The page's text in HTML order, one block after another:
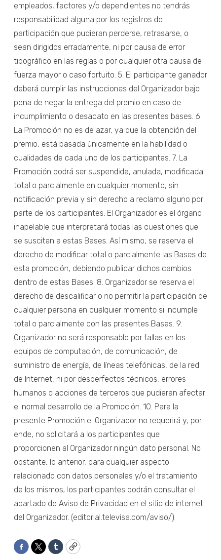
empleados, factores y/o dependientes no tendrás
responsabilidad alguna por los registros de
participación que pudieran perderse, retrasarse, o
sean dirigidos erradamente, ni por causa de error
tipográfico en las reglas o por cualquier otra causa de
fuerza mayor o caso fortuito. 5. El participante ganador
deberá cumplir las instrucciones del Organizador bajo
pena de negar la entrega del premio en caso de
incumplimiento o desacato en las presentes bases. 6.
La Promoción no es de azar, ya que la obtención del
premio, está basada únicamente en la habilidad o
cualidades de cada uno de los participantes. 7. La
Promoción podrá ser suspendida, anulada, modificada
total o parcialmente en cualquier momento, sin
notificación previa y sin derecho a reclamo alguno por
parte de los participantes. El Organizador es el órgano
inapelable que interpretará todas las cuestiones que
se susciten a estas Bases. Así mismo, se reserva el
derecho de modificar total o parcialmente las Bases de
esta promoción, debiendo publicar dichos cambios
dentro de estas Bases. 8. Organizador se reserva el
derecho de descalificar o no permitir la participación de
cualquier persona en cualquier momento si incumple
total o parcialmente con las presentes Bases. 9.
Organizador no será responsable por fallas en los
equipos de computación, de comunicación, de
suministro de energía, de líneas telefónicas, de la red
de Internet, ni por desperfectos técnicos, errores
humanos o acciones de terceros que pudieran afectar
el normal desarrollo de la Promoción. 10. Para la
presente Promoción el Organizador no requerirá y, por
ende, no solicitará a los participantes que
proporcionen al Organizador ningún dato personal. No
obstante, lo anterior, para cualquier aspecto
relacionado con datos personales y/o el tratamiento
de los mismos, los participantes podrán consultar el
apartado de Aviso de Privacidad en el sitio de internet
del Organizador. (editorial.televisa.com/aviso/).
Facebook
TwitterTumblrCopy